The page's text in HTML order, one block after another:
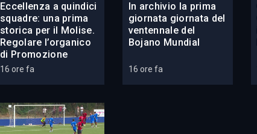
Eccellenza a quindici
squadre: una prima
storica per il Molise.
Regolare l’organico
di Promozione
16 ore fa
In archivio la prima
giornata giornata del
ventennale del
Bojano Mundial
16 ore fa